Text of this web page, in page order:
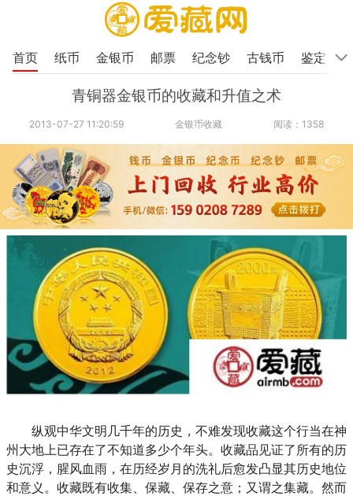
首页 纸币 金银币 邮票 纪念钞 古钱币 鉴定
青铜器金银币的收藏和升值之术
2013-07-27 11:20:59 金银币收藏 阅读：1358
纵观中华文明几千年的历史，不难发现收藏这个行当在神
州大地上已存在了不知道多少个年头。收藏品见证了所有的历
史沉浮，腥风血雨，在历经岁月的洗礼后愈发凸显其历史地位
和意义。收藏既有收集、保藏、保存之意；又谓之集藏。然而